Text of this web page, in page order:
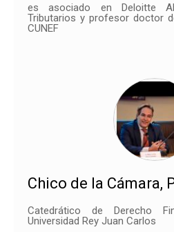
es asociado en Deloitte
Tributarios y profesor doctor
CUNEF
Chico de la Cámara,
Catedrático de Derecho
Universidad Rey Juan Carlos